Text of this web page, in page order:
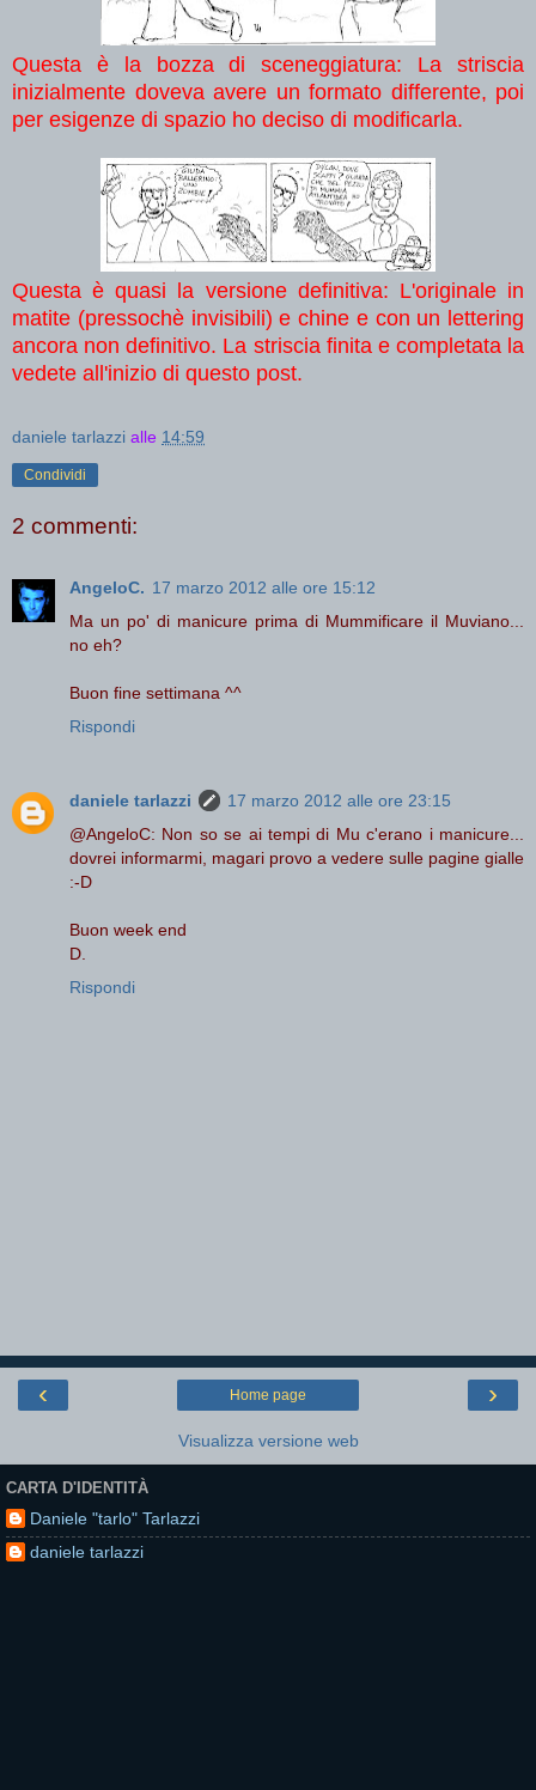
Questa è la bozza di sceneggiatura: La striscia
inizialmente doveva avere un formato differente, poi
per esigenze di spazio ho deciso di modificarla.
Questa è quasi la versione definitiva: L'originale in
matite (pressochè invisibili) e chine e con un lettering
ancora non definitivo. La striscia finita e completata la
vedete all'inizio di questo post.
daniele tarlazzi alle 14:59
Condividi
2 commenti:
AngeloC. 17 marzo 2012 alle ore 15:12
Ma un po' di manicure prima di Mummificare il Muviano...
no eh?
Buon fine settimana ^^
Rispondi
daniele tarlazzi
17 marzo 2012 alle ore 23:15
@AngeloC: Non so se ai tempi di Mu c'erano i manicure...
dovrei informarmi, magari provo a vedere sulle pagine gialle
:-D
Buon week end
D.
Rispondi
‹ ›
Home page
Visualizza versione web
CARTA D'IDENTITÀ
Daniele "tarlo" Tarlazzi
daniele tarlazzi